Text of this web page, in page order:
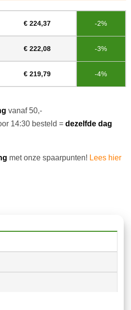
€224,37 -2%
€222,08 -3%
€219,79 -4%
vanaf 50,-
14:30 besteld = dezelfde dag
met onze spaarpunten! Lees hier